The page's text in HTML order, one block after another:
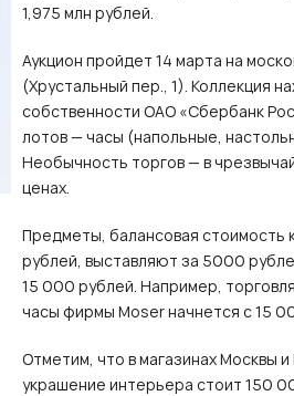
1,975 млн рублей.
Аукцион пройдет 14 марта на
(Хрустальный пер., 1). Коллекция
собственности ОАО «Сбербанк
лотов — часы (напольные,
Необычность торгов — в
ценах.
Предметы, балансовая
рублей, выставляют за 5000
15 000 рублей. Например,
часы фирмы Moser начнется с 15
Отметим, что в магазинах Москвы
украшение интерьера стоит 150